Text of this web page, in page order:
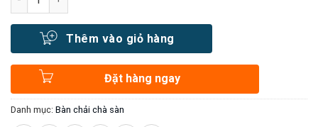
Thêm vào giỏ hàng
Đặt hàng ngay
Danh mục: Bàn chải chà sàn